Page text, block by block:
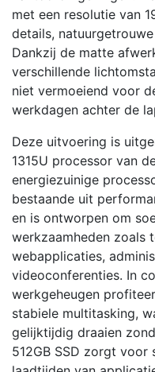
met een resolutie van
details,
Dankzij de matte
verschillende
niet vermoeiend voor
werkdagen achter de
Deze uitvoering is
1315U processor van
energiezuinige
bestaande uit
en is ontworpen om
werkzaamheden zoals
webapplicaties,
videoconferenties. In
werkgeheugen
stabiele multitasking,
gelijktijdig draaien
512GB SSD zorgt